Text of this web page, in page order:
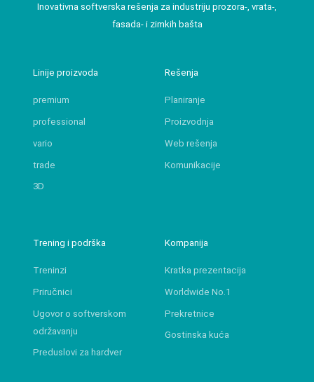
Inovativna softverska rešenja za industriju prozora-, vrata-,
fasada- i zimkih bašta
Linije proizvoda
premium
professional
vario
trade
3D
Rešenja
Planiranje
Proizvodnja
Web rešenja
Komunikacije
Trening i podrška
Treninzi
Priručnici
Ugovor o softverskom
održavanju
Preduslovi za hardver
Kompanija
Kratka prezentacija
Worldwide No.1
Prekretnice
Gostinska kuća